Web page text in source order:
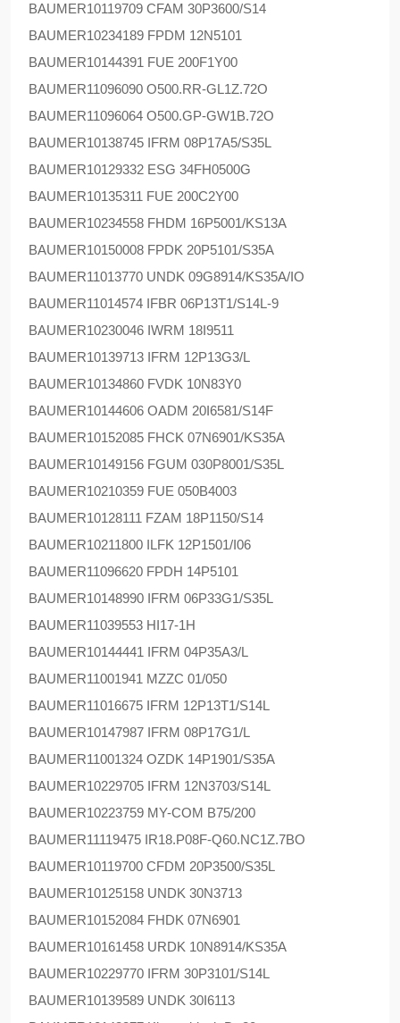
BAUMER10119709 CFAM 30P3600/S14
BAUMER10234189 FPDM 12N5101
BAUMER10144391 FUE 200F1Y00
BAUMER11096090 O500.RR-GL1Z.72O
BAUMER11096064 O500.GP-GW1B.72O
BAUMER10138745 IFRM 08P17A5/S35L
BAUMER10129332 ESG 34FH0500G
BAUMER10135311 FUE 200C2Y00
BAUMER10234558 FHDM 16P5001/KS13A
BAUMER10150008 FPDK 20P5101/S35A
BAUMER11013770 UNDK 09G8914/KS35A/IO
BAUMER11014574 IFBR 06P13T1/S14L-9
BAUMER10230046 IWRM 18I9511
BAUMER10139713 IFRM 12P13G3/L
BAUMER10134860 FVDK 10N83Y0
BAUMER10144606 OADM 20I6581/S14F
BAUMER10152085 FHCK 07N6901/KS35A
BAUMER10149156 FGUM 030P8001/S35L
BAUMER10210359 FUE 050B4003
BAUMER10128111 FZAM 18P1150/S14
BAUMER10211800 ILFK 12P1501/I06
BAUMER11096620 FPDH 14P5101
BAUMER10148990 IFRM 06P33G1/S35L
BAUMER11039553 HI17-1H
BAUMER10144441 IFRM 04P35A3/L
BAUMER11001941 MZZC 01/050
BAUMER11016675 IFRM 12P13T1/S14L
BAUMER10147987 IFRM 08P17G1/L
BAUMER11001324 OZDK 14P1901/S35A
BAUMER10229705 IFRM 12N3703/S14L
BAUMER10223759 MY-COM B75/200
BAUMER11119475 IR18.P08F-Q60.NC1Z.7BO
BAUMER10119700 CFDM 20P3500/S35L
BAUMER10125158 UNDK 30N3713
BAUMER10152084 FHDK 07N6901
BAUMER10161458 URDK 10N8914/KS35A
BAUMER10229770 IFRM 30P3101/S14L
BAUMER10139589 UNDK 30I6113